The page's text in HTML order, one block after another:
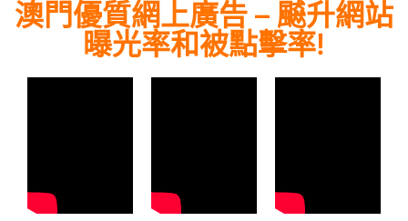
澳門優質網上廣告 – 飇升網站
曝光率和被點擊率!